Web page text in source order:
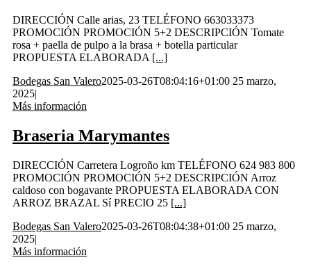
DIRECCIÓN Calle arias, 23 TELÉFONO 663033373
PROMOCIÓN PROMOCIÓN 5+2 DESCRIPCIÓN Tomate
rosa + paella de pulpo a la brasa + botella particular
PROPUESTA ELABORADA [...]
Bodegas San Valero2025-03-26T08:04:16+01:00 25 marzo,
2025|
Más información
Braseria Marymantes
DIRECCIÓN Carretera Logroño km TELÉFONO 624 983 800
PROMOCIÓN PROMOCIÓN 5+2 DESCRIPCIÓN Arroz
caldoso con bogavante PROPUESTA ELABORADA CON
ARROZ BRAZAL Sí PRECIO 25 [...]
Bodegas San Valero2025-03-26T08:04:38+01:00 25 marzo,
2025|
Más información